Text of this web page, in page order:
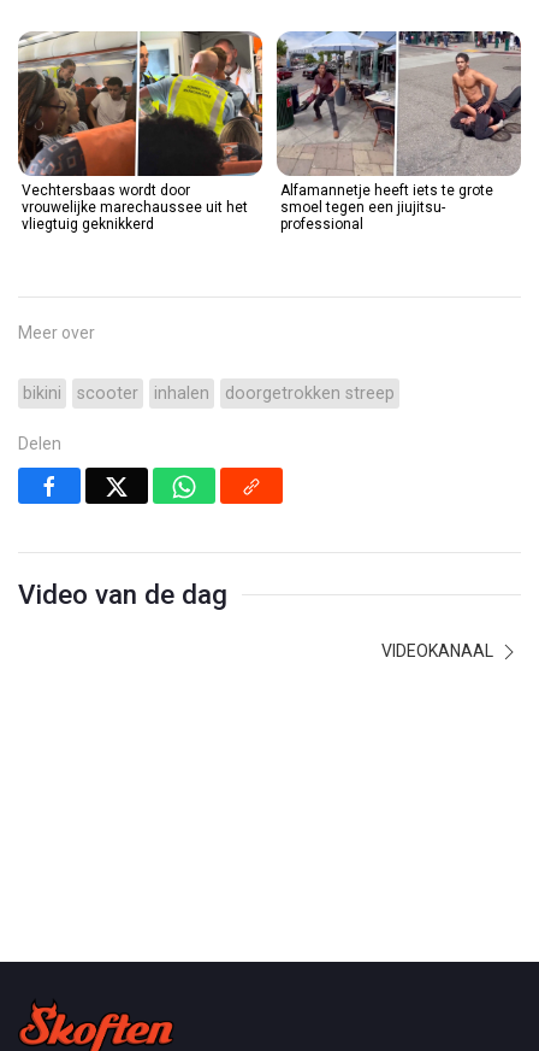
Vechtersbaas wordt door
vrouwelijke marechaussee uit het
vliegtuig geknikkerd
Alfamannetje heeft iets te grote
smoel tegen een jiujitsu-
professional
Meer over
bikini scooter inhalen doorgetrokken streep
Delen
Video van de dag
VIDEOKANAAL